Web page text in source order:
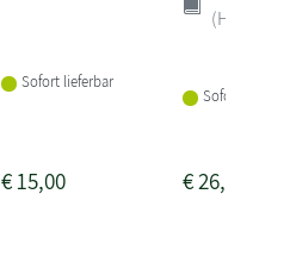
Sofort lieferbar
€15,00
Sofort
€26,00